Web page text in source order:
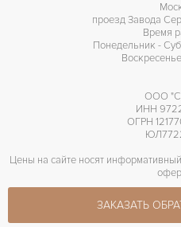
проезд Завода
Время
Понедельник -
ООО
ИНН
ОГРН
Цены на сайте носят
ЗАКАЗАТЬ